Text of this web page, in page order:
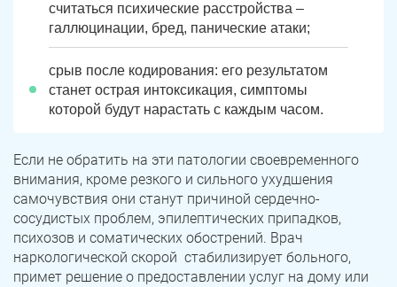
считаться психические расстройства –
галлюцинации, бред, панические атаки;
срыв после кодирования: его результатом
станет острая интоксикация, симптомы
которой будут нарастать с каждым часом.
Если не обратить на эти патологии своевременного
внимания, кроме резкого и сильного ухудшения
самочувствия они станут причиной сердечно-
сосудистых проблем, эпилептических припадков,
психозов и соматических обострений. Врач
наркологической скорой стабилизирует больного,
примет решение о предоставлении услуг на дому или